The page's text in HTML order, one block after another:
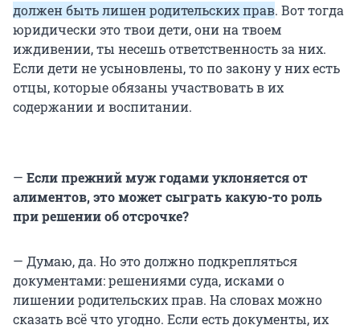
должен быть лишен родительских прав. Вот тогда
юридически это твои дети, они на твоем
иждивении, ты несешь ответственность за них.
Если дети не усыновлены, то по закону у них есть
отцы, которые обязаны участвовать в их
содержании и воспитании.
— Если прежний муж годами уклоняется от
алиментов, это может сыграть какую-то роль
при решении об отсрочке?
— Думаю, да. Но это должно подкрепляться
документами: решениями суда, исками о
лишении родительских прав. На словах можно
сказать всё что угодно. Если есть документы, их